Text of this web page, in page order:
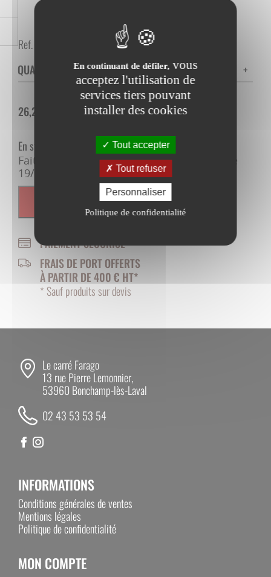
Ref. :
QUANTITÉ
+
26,28 31,54€TTC
En stock
Faites vous livrer sous 8 à 10 jours, entre le
19/08/2026 et le 21/08/2026
PAIEMENT SÉCURISÉ
FRAIS DE PORT OFFERTS
À PARTIR DE 400 € HT*
* Sauf produits sur devis
Le carré Farago
13 rue Pierre Lemonnier,
53960 Bonchamp-lès-Laval
02 43 53 53 54
INFORMATIONS
Conditions générales de ventes
Mentions légales
Politique de confidentialité
MON COMPTE
En continuant de défiler, vous
acceptez l'utilisation de
services tiers pouvant
installer des cookies
Tout accepter
Tout refuser
Personnaliser
Politique de confidentialité